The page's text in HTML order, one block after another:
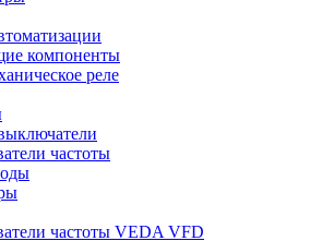
компоненты
реле
частоты
частоты VEDA VFD